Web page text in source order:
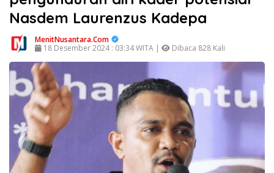
Nasdem Laurenzus Kadepa
MenitNusantara.Com
18 Desember 2024 : 03:34 WITA |
Dibaca 828 Kali